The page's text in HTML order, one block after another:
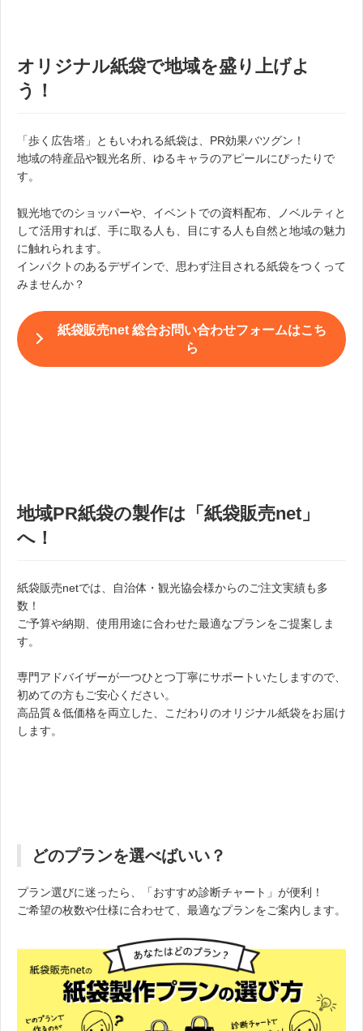
オリジナル紙袋で地域を盛り上げよ
う！
「歩く広告塔」ともいわれる紙袋は、PR効果バツグン！
地域の特産品や観光名所、ゆるキャラのアピールにぴったりで
す。
観光地でのショッパーや、イベントでの資料配布、ノベルティと
して活用すれば、手に取る人も、目にする人も自然と地域の魅力
に触れられます。
インパクトのあるデザインで、思わず注目される紙袋をつくって
みませんか？
紙袋販売net 総合お問い合わせフォームはこち
ら
地域PR紙袋の製作は「紙袋販売net」
へ！
紙袋販売netでは、自治体・観光協会様からのご注文実績も多
数！
ご予算や納期、使用用途に合わせた最適なプランをご提案しま
す。
専門アドバイザーが一つひとつ丁寧にサポートいたしますので、
初めての方もご安心ください。
高品質＆低価格を両立した、こだわりのオリジナル紙袋をお届け
します。
どのプランを選べばいい？
プラン選びに迷ったら、「おすすめ診断チャート」が便利！
ご希望の枚数や仕様に合わせて、最適なプランをご案内します。